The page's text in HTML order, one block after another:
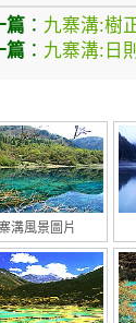
篇 ： 九寨溝:樹
篇 ： 九寨溝:日
溝風景圖片